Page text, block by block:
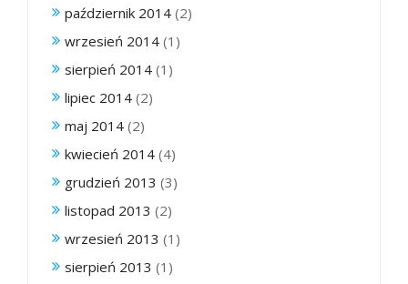
październik 2014 (2)
wrzesień 2014 (1)
sierpień 2014 (1)
lipiec 2014 (2)
maj 2014 (2)
kwiecień 2014 (4)
grudzień 2013 (3)
listopad 2013 (2)
wrzesień 2013 (1)
sierpień 2013 (1)